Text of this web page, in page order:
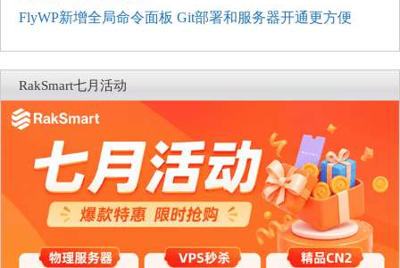
FlyWP新增全局命令面板 Git部署和服务器开通更方便
RakSmart七月活动